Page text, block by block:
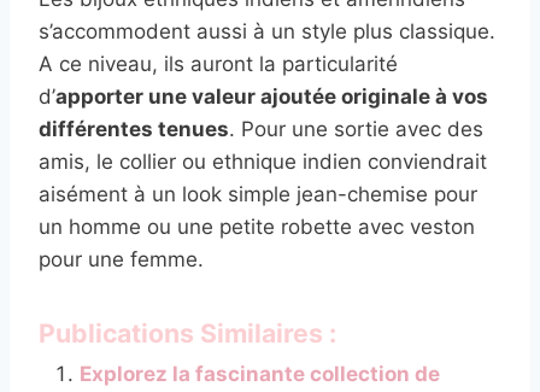
s’accommodent aussi à un style plus classique.
A ce niveau, ils auront la particularité
d’apporter une valeur ajoutée originale à vos
différentes tenues. Pour une sortie avec des
amis, le collier ou ethnique indien conviendrait
aisément à un look simple jean-chemise pour
un homme ou une petite robette avec veston
pour une femme.
Publications Similaires :
Explorez la fascinante collection de